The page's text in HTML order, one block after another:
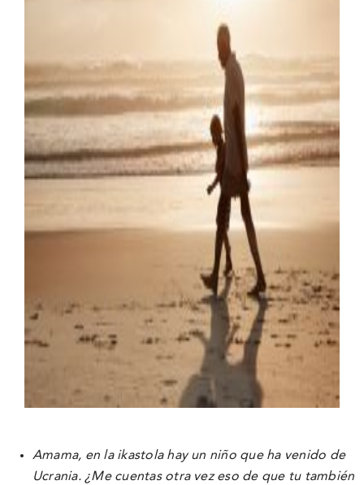
Amama, en la ikastola hay un niño que ha venido de
Ucrania. ¿Me cuentas otra vez eso de que tu también